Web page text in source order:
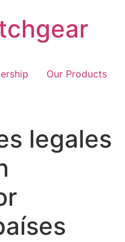
Our Products
legales